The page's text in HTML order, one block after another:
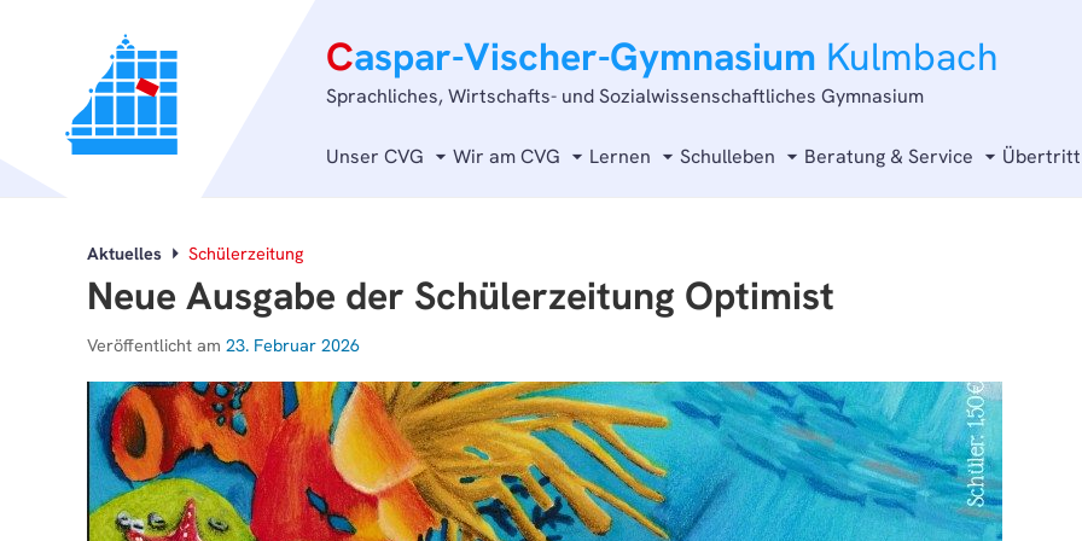
Caspar-Vischer-Gymnasium Kulmbach
Sprachliches, Wirtschafts- und Sozialwissenschaftliches Gymnasium
Unser CVG Wir am CVG Lernen Schulleben Beratung & Service Übertritt
Aktuelles Schülerzeitung
Neue Ausgabe der Schülerzeitung Optimist
Veröffentlicht am 23. Februar 2026